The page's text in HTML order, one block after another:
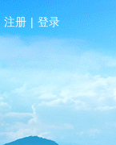
注册 | 登录